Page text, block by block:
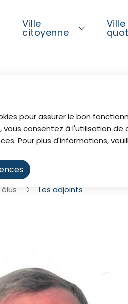
pour assurer le bon
vous consentez à l'utilisation
Pour plus d'informations,
principal Consulter le
Ville
citoyenne
Les adjoints